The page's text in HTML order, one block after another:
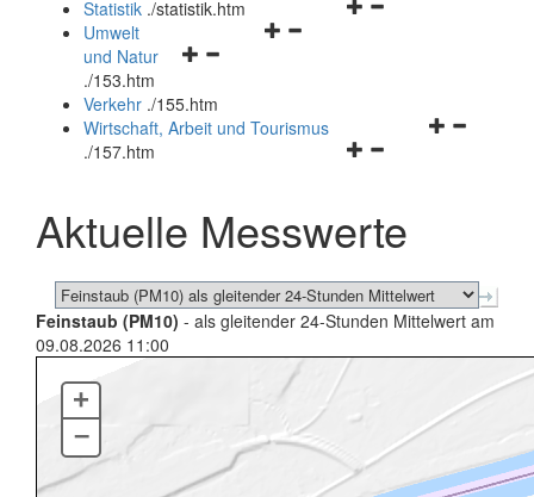
Navigationsmenü
Navigationsmenü
Statistik ./statistik.htm
Navigationsmenü
und
schließen
Umwelt
und Natur
./153.htm
Verkehr ./155.htm
Navigationsmenü
schließen
Wirtschaft, Arbeit und Tourismus
./157.htm
Aktuelle Messwerte
Feinstaub (PM10) - als gleitender 24-Stunden Mittelwert am
09.08.2026 11:00
+
–